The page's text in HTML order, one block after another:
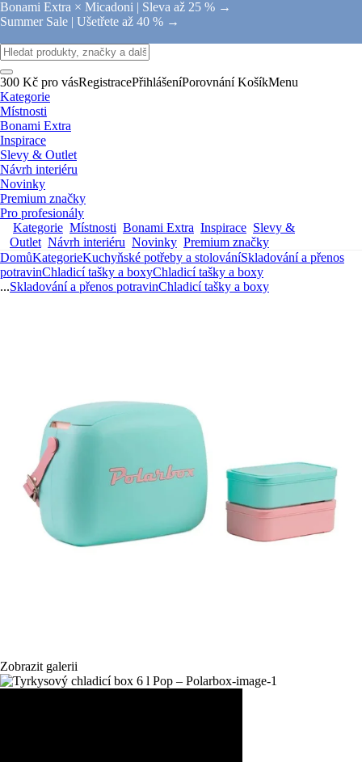
Bonami Extra × Micadoni | Sleva až 25 % →
Summer Sale | Ušetřete až 40 % →
300 Kč pro vásRegistracePřihlášeníPorovnání KošíkMenu
Kategorie
Místnosti
Bonami Extra
Inspirace
Slevy & Outlet
Návrh interiéru
Novinky
Premium značky
Pro profesionály
Kategorie Místnosti Bonami Extra Inspirace Slevy &
Outlet Návrh interiéru Novinky Premium značky
DomůKategorieKuchyňské potřeby a stolováníSkladování a přenos
potravinChladicí tašky a boxyChladicí tašky a boxy
...Skladování a přenos potravinChladicí tašky a boxy
Zobrazit galerii